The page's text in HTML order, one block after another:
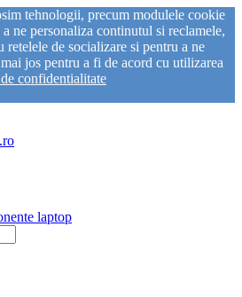
tehnologii, precum modulele cookie
ne personaliza continutul si reclamele,
de socializare si pentru a ne
jos pentru a fi de acord cu utilizarea
confidentialitate